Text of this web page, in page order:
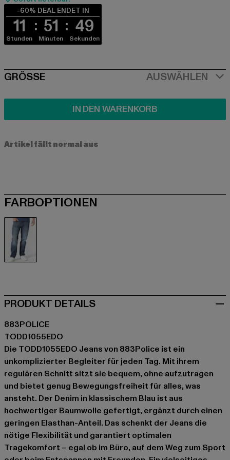
-60% DEAL ENDET IN
11
Stunden
51
Minuten
49
Sekunden
SIZE
GRÖSSE AUSWÄHLEN
IN DEN WARENKORB
Artikel fällt normal aus
FARBOPTIONEN
PRODUKT DETAILS
883POLICE
TODD1055EDO
Die TODD1055EDO Jeans von 883Police ist ein
unkomplizierter Begleiter für jeden Tag. Mit ihrem
regulären Schnitt sitzt sie bequem, ohne aufzutragen
und bietet genug Bewegungsfreiheit für alles, was
ansteht. Der Denim in klassischem Blau ist aus
hochwertiger Baumwolle gefertigt, ergänzt durch einen
geringen Elasthan-Anteil. Das schenkt der Jeans die
nötige Flexibilität und garantiert optimalen
Tragekomfort – egal ob im Büro, auf dem Weg zum Sport